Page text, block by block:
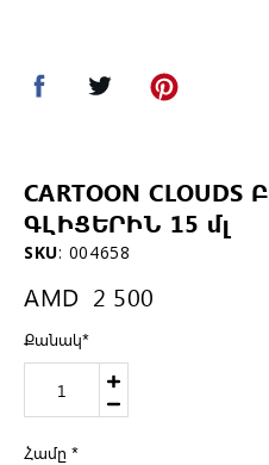
CARTOON
ԳԼԻՑԵՐԻՆ 15 մլ
SKU: 004658
AMD 2 500
Քանակ*
Համը *